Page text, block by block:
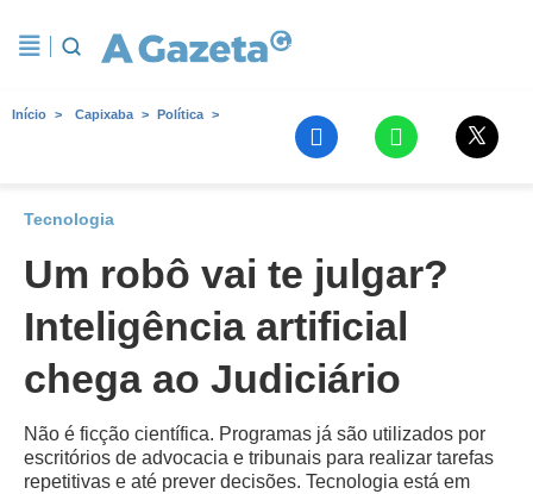
Início Capixaba Política
Tecnologia
Um robô vai te julgar?
Inteligência artificial
chega ao Judiciário
Não é ficção científica. Programas já são utilizados por
escritórios de advocacia e tribunais para realizar tarefas
repetitivas e até prever decisões. Tecnologia está em